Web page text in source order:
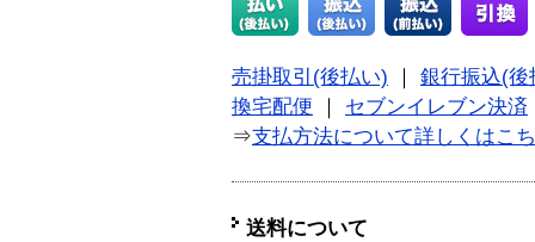
売掛取引(後払い)
銀行振込(後
換宅配便
セブンイレブン決済
⇒支払方法について詳しくはこ
送料について